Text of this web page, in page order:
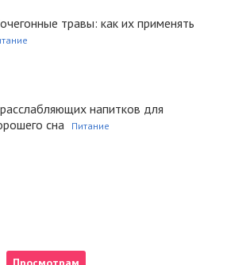
травы: как их применять
напитков для
сна
Питание